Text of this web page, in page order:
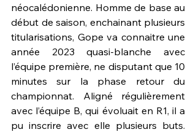
néocalédonienne. Homme de base au
début de saison, enchainant plusieurs
titularisations, Gope va connaitre une
année 2023 quasi-blanche avec
l’équipe première, ne disputant que 10
minutes sur la phase retour du
championnat. Aligné régulièrement
avec l’équipe B, qui évoluait en R1, il a
pu inscrire avec elle plusieurs buts.